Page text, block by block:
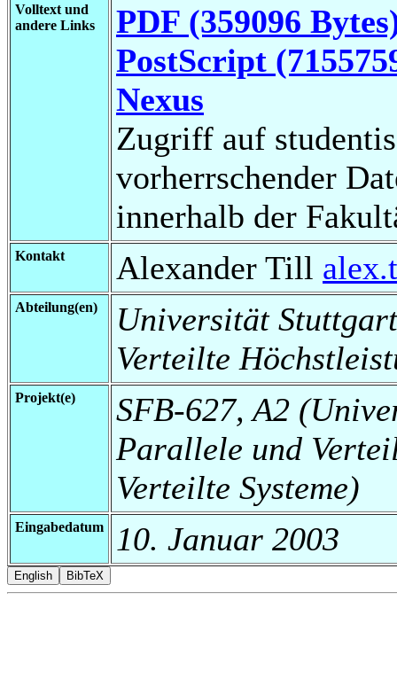
Volltext und
andere Links
PDF (359096
PostScript
Nexus
Zugriff auf
vorherrschender
innerhalb der
Kontakt Alexander Till
Abteilung(en)
Universität
Verteilte
Projekt(e)
SFB-627, A2
Parallele und
Verteilte Systeme)
Eingabedatum 10. Januar 2003